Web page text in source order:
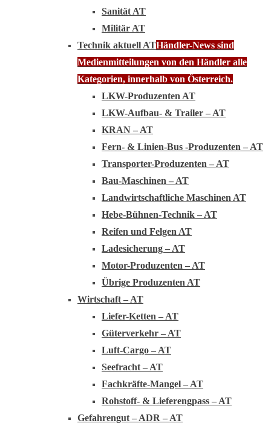
Sanität AT
Militär AT
Technik aktuell ATHändler-News sind
Medienmitteilungen von den Händler alle
Kategorien, innerhalb von Österreich.
LKW-Produzenten AT
LKW-Aufbau- & Trailer – AT
KRAN – AT
Fern- & Linien-Bus -Produzenten – AT
Transporter-Produzenten – AT
Bau-Maschinen – AT
Landwirtschaftliche Maschinen AT
Hebe-Bühnen-Technik – AT
Reifen und Felgen AT
Ladesicherung – AT
Motor-Produzenten – AT
Übrige Produzenten AT
Wirtschaft – AT
Liefer-Ketten – AT
Güterverkehr – AT
Luft-Cargo – AT
Seefracht – AT
Fachkräfte-Mangel – AT
Rohstoff- & Lieferengpass – AT
Gefahrengut – ADR – AT